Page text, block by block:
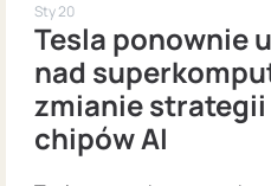
Sty 20
Tesla ponownie
nad
zmianie strategii
chipów AI